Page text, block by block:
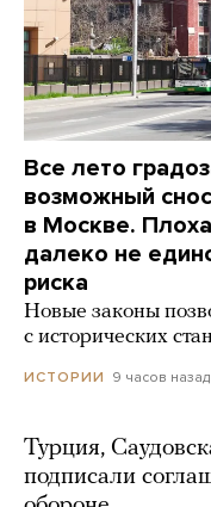
Все лето
возможный
в Москве.
далеко не
риска
Новые законы
с исторических
ИСТОРИИ 9 часов назад
Турция,
подписали